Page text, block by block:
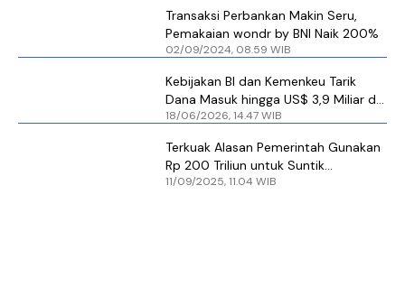
Transaksi Perbankan Makin Seru,
Pemakaian wondr by BNI Naik 200%
02/09/2024, 08.59 WIB
Kebijakan BI dan Kemenkeu Tarik
Dana Masuk hingga US$ 3,9 Miliar di
Kuartal II-2026
18/06/2026, 14.47 WIB
Terkuak Alasan Pemerintah Gunakan
Rp 200 Triliun untuk Suntik
Perbankan
11/09/2025, 11.04 WIB